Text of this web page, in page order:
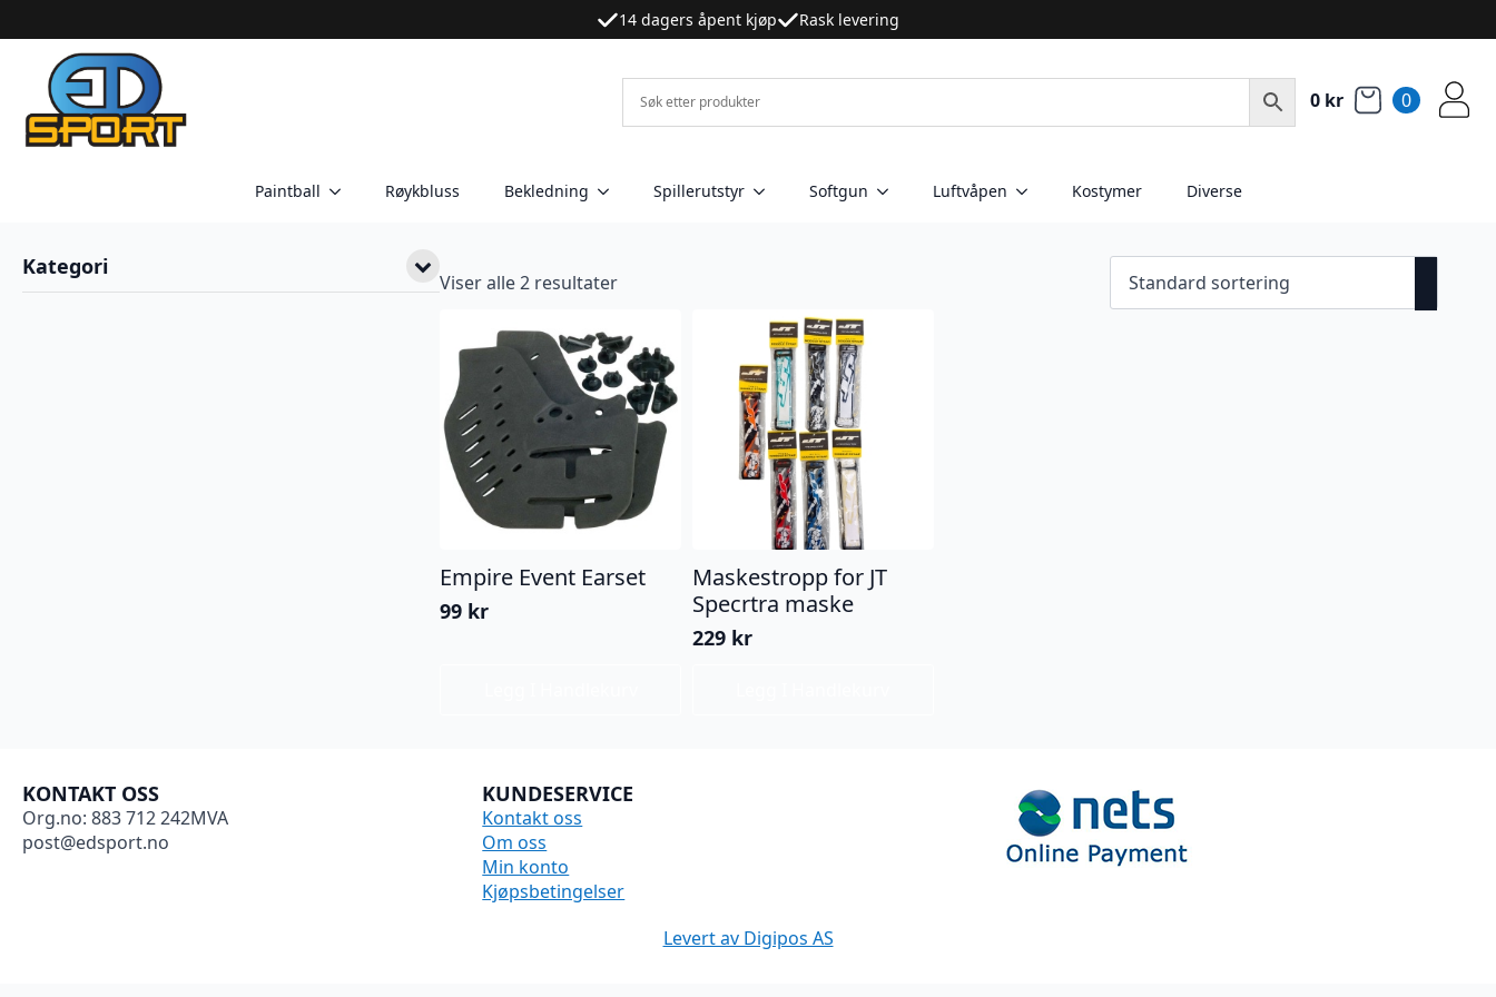
14 dagers åpent kjøp Rask levering
0 kr 0
Paintball Røykbluss Bekledning Spillerutstyr Softgun Luftvåpen Kostymer Diverse
Kategori
Viser alle 2 resultater
Empire Event Earset
99 kr
Maskestropp for JT
Specrtra maske
229 kr
KONTAKT OSS
Org.no: 883 712 242MVA
post@edsport.no
KUNDESERVICE
Kontakt oss
Om oss
Min konto
Kjøpsbetingelser
Levert av Digipos AS